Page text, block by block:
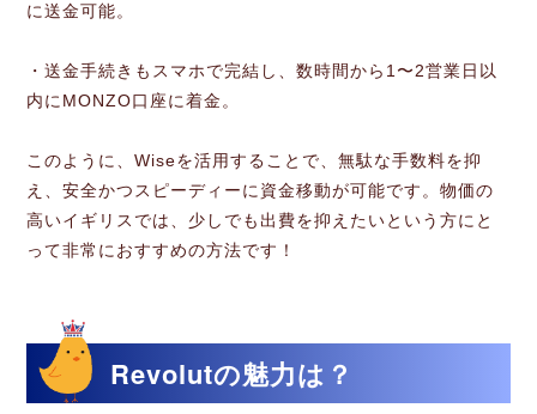
に送金可能。
・送金手続きもスマホで完結し、数時間から1〜2営業日以
内にMONZO口座に着金。
このように、Wiseを活用することで、無駄な手数料を抑
え、安全かつスピーディーに資金移動が可能です。物価の
高いイギリスでは、少しでも出費を抑えたいという方にと
って非常におすすめの方法です！
Revolutの魅力は？